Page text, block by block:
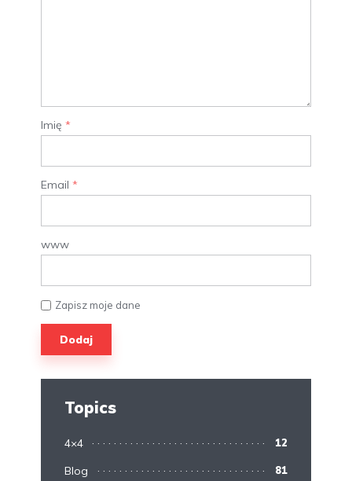
Imię *
Email *
www
Zapisz moje dane
Topics
4×4 12
Blog 81